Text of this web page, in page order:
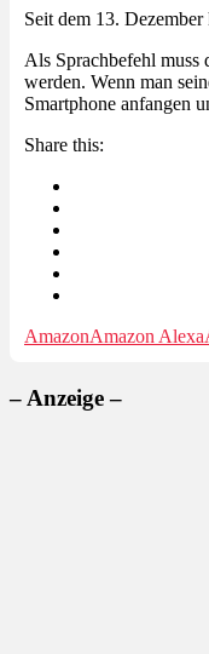
Seit dem 13.
Als Sprachbefehl muss
werden. Wenn man
Smartphone anfangen
Share this:
AmazonAmazon Alexa
– Anzeige –